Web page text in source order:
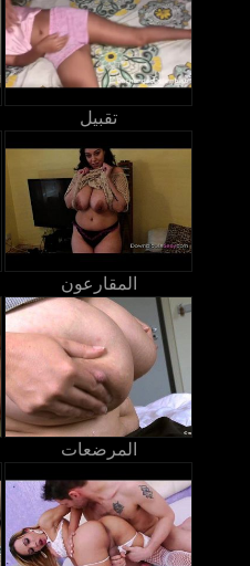
تقبيل
المقارعون
المرضعات